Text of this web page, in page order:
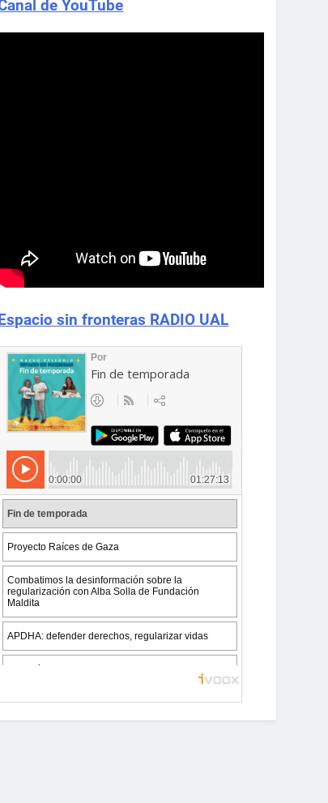
de YouTube
sin fronteras RADIO UAL